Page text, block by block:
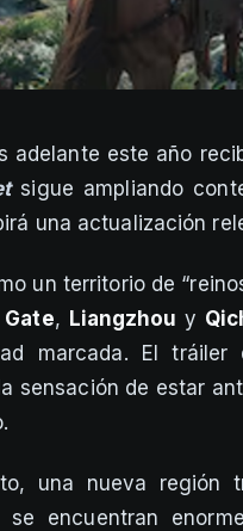
adelante este año
sigue ampliando
una actualización
un territorio de
, Liangzhou y
marcada. El
sensación de estar
una nueva región
se encuentran